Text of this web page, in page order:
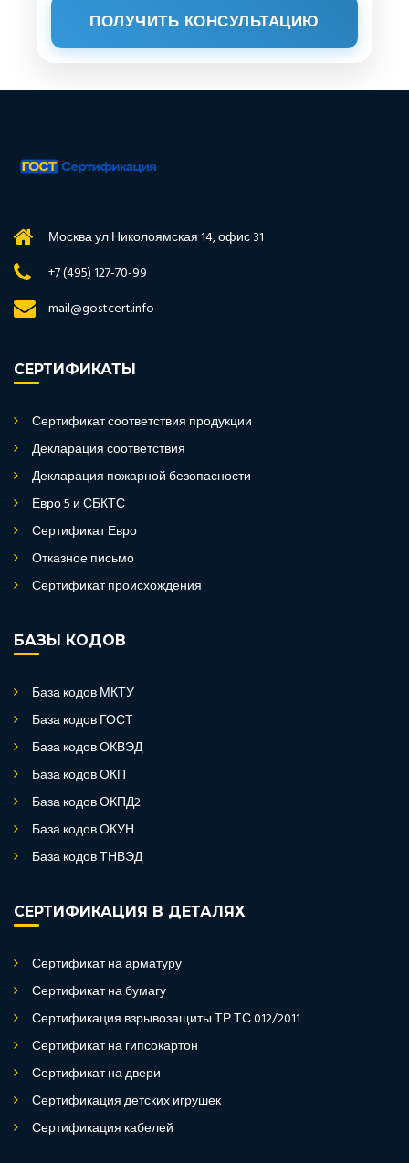
ПОЛУЧИТЬ КОНСУЛЬТАЦИЮ
Москва ул Николоямская 14, офис 31
+7 (495) 127-70-99
mail@gostcert.info
СЕРТИФИКАТЫ
Сертификат соответствия продукции
Декларация соответствия
Декларация пожарной безопасности
Евро 5 и СБКТС
Сертификат Евро
Отказное письмо
Сертификат происхождения
БАЗЫ КОДОВ
База кодов МКТУ
База кодов ГОСТ
База кодов ОКВЭД
База кодов ОКП
База кодов ОКПД2
База кодов ОКУН
База кодов ТНВЭД
СЕРТИФИКАЦИЯ В ДЕТАЛЯХ
Сертификат на арматуру
Сертификат на бумагу
Сертификация взрывозащиты ТР ТС 012/2011
Сертификат на гипсокартон
Сертификат на двери
Сертификация детских игрушек
Сертификация кабелей